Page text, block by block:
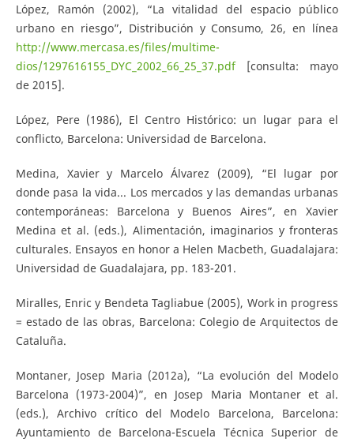
López, Ramón (2002), “La vitalidad del espacio público
urbano en riesgo”, Distribución y Consumo, 26, en línea
http://www.mercasa.es/files/multime-
dios/1297616155_DYC_2002_66_25_37.pdf[consulta: mayo
de 2015].
López, Pere (1986), El Centro Histórico: un lugar para el
conflicto, Barcelona: Universidad de Barcelona.
Medina, Xavier y Marcelo Álvarez (2009), “El lugar por
donde pasa la vida... Los mercados y las demandas urbanas
contemporáneas: Barcelona y Buenos Aires”, en Xavier
Medina et al. (eds.), Alimentación, imaginarios y fronteras
culturales. Ensayos en honor a Helen Macbeth, Guadalajara:
Universidad de Guadalajara, pp. 183-201.
Miralles, Enric y Bendeta Tagliabue (2005), Work in progress
= estado de las obras, Barcelona: Colegio de Arquitectos de
Cataluña.
Montaner, Josep Maria (2012a), “La evolución del Modelo
Barcelona (1973-2004)”, en Josep Maria Montaner et al.
(eds.), Archivo crítico del Modelo Barcelona, Barcelona:
Ayuntamiento de Barcelona-Escuela Técnica Superior de